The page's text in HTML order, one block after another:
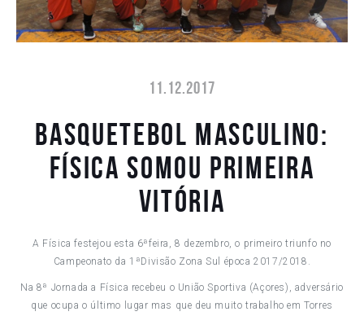
11.12.2017
BASQUETEBOL MASCULINO:
FÍSICA SOMOU PRIMEIRA
VITÓRIA
A Física festejou esta 6ªfeira, 8 dezembro, o primeiro triunfo no
Campeonato da 1ªDivisão Zona Sul época 2017/2018.
Na 8ª Jornada a Física recebeu o União Sportiva (Açores), adversário
que ocupa o último lugar mas que deu muito trabalho em Torres